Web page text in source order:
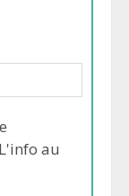
au